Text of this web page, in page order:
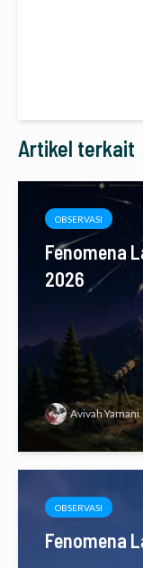
Artikel terkait
OBSERVASI
Fenomena
2026
Avivah Yamani
OBSERVASI
Fenomena